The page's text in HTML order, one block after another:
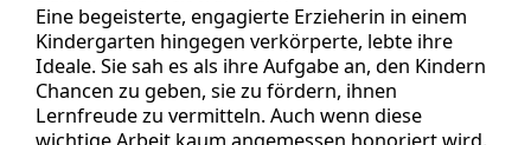
Eine begeisterte, engagierte Erzieherin in einem
Kindergarten hingegen verkörperte, lebte ihre
Ideale. Sie sah es als ihre Aufgabe an, den Kindern
Chancen zu geben, sie zu fördern, ihnen
Lernfreude zu vermitteln. Auch wenn diese